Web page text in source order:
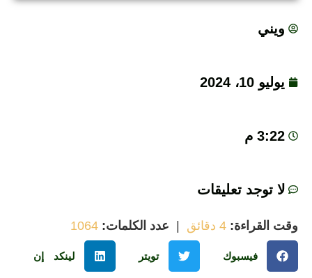
ويني
يوليو 10، 2024
3:22 م
لا توجد تعليقات
القراءة: 4 دقائق |عدد الكلمات: 1064
فيسبوك تويتر لينكد إن